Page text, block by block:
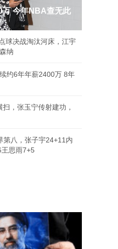
万 今年NBA查无此
球决战淘汰河床，江宇
纳
约6年年薪2400万 8年
，张玉宁传射建功，
第八，张子宇24+11内
思雨7+5